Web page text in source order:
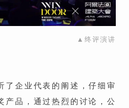
▲终评演讲
了企业代表的阐述，仔细审
产品，通过热烈的讨论，公